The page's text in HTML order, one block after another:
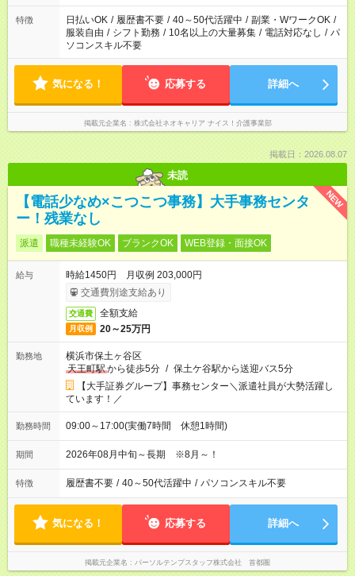
特徴 日払いOK / 履歴書不要 / 40～50代活躍中 / 副業・WワークOK /
服装自由 / シフト勤務 / 10名以上の大量募集 / 電話対応なし / パ
ソコンスキル不要
気になる！ 応募する 詳細へ
掲載元企業名 株式会社ネオキャリア ナイス！介護事業部
掲載日：2026.08.07
未読
NEW
【電話少なめ×こつこつ事務】大手事務センタ
ー！残業なし
派遣 職種未経験OK ブランクOK WEB登録・面接OK
給与
時給1450円 月収例 203,000円
交通費別途支給あり
交通費 全額支給
月収例 20～25万円
勤務地
横浜市保土ヶ谷区
天王町駅から徒歩5分 / 保土ケ谷駅から送迎バス5分
【大手証券グループ】事務センター＼派遣社員が大勢活躍し
ています！／
勤務時間 09:00～17:00(実働7時間 休憩1時間)
期間 2026年08月中旬～長期 ※8月～！
特徴 履歴書不要 / 40～50代活躍中 / パソコンスキル不要
気になる！ 応募する 詳細へ
掲載元企業名 パーソルテンプスタッフ株式会社 首都圏